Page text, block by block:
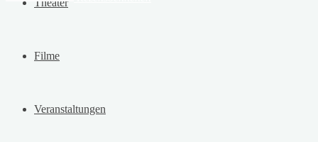
Theater
Filme
Veranstaltungen